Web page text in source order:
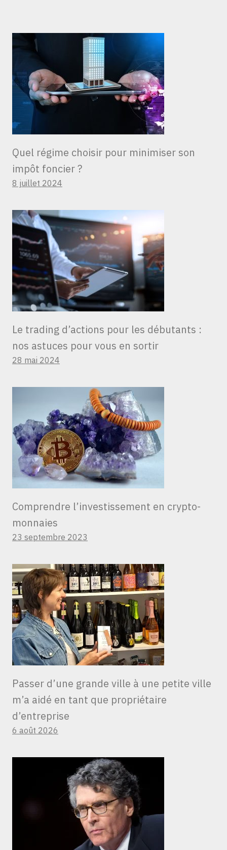
Quel régime choisir pour minimiser son
impôt foncier ?
8 juillet 2024
Le trading d’actions pour les débutants :
nos astuces pour vous en sortir
28 mai 2024
Comprendre l’investissement en crypto-
monnaies
23 septembre 2023
Passer d’une grande ville à une petite ville
m’a aidé en tant que propriétaire
d’entreprise
6 août 2026